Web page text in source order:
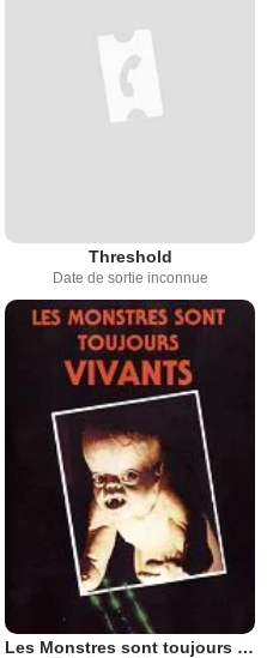
Threshold
Date de sortie inconnue
Les Monstres sont toujours vivants